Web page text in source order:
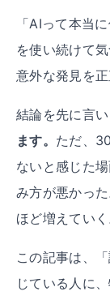
「AIって本当
を使い続けて
意外な発見を正
結論を先に言
ます。 ただ、
ないと感じた
み方が悪かっ
ほど増えていく
この記事は、
じている人に